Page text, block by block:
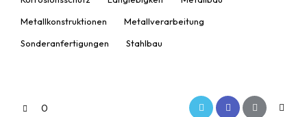
Metallkonstruktionen Metallverarbeitung
Sonderanfertigungen Stahlbau
0